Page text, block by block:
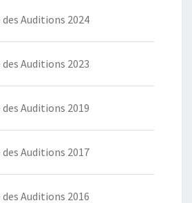
Auditions 2024
Auditions 2023
Auditions 2019
Auditions 2017
Auditions 2016